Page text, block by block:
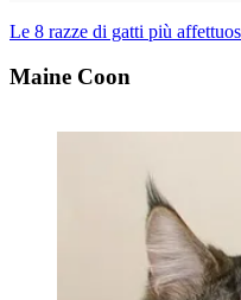
Le 8 razze di gatti più
Maine Coon